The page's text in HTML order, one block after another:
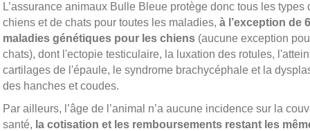
L’assurance animaux Bulle Bleue protège donc tous les types
chiens et de chats pour toutes les maladies, à l’exception de 6
maladies génétiques pour les chiens (aucune exception
chats), dont l'ectopie testiculaire, la luxation des rotules,
cartilages de l'épaule, le syndrome brachycéphale et la
des hanches et coudes.
Par ailleurs, l’âge de l’animal n’a aucune incidence sur la
santé, la cotisation et les remboursements restant les